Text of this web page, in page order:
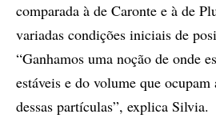
comparada à de Caronte e à de
variadas condições iniciais de
“Ganhamos uma noção de onde
estáveis e do volume que
dessas partículas”, explica Silvia.